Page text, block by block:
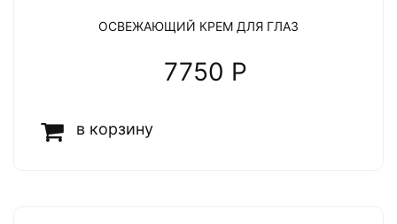
ОСВЕЖАЮЩИЙ КРЕМ ДЛЯ ГЛАЗ
7750 P
в корзину